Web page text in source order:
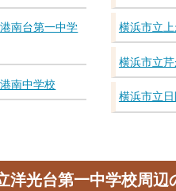
南台第一中学
南中学校
横浜市立
横浜市立
横浜市立
洋光台第一中学校周辺